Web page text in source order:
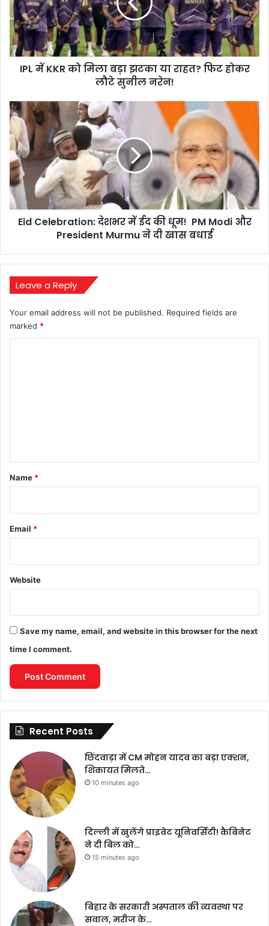
मिला
बड़ा
झटका
या
राहत?
फिट
सुनील
नरेन!
IPL में KKR को मिला बड़ा झटका या राहत? फिट होकर
लौटे सुनील नरेन!
Eid
Celebration:
देशभर
में
ईद
की
धूम!
PM
Modi
और
खास
बधाई
Eid Celebration: देशभर में ईद की धूम! PM Modi और
President Murmu ने दी खास बधाई
Leave a Reply
Your email address will not be published. Required fields are
marked *
*
Name *
Email *
Website
Save my name, email, and website in this browser for the next
time I comment.
Recent Posts
छिंदवाड़ा में CM मोहन यादव का बड़ा एक्शन,
शिकायत मिलते…
10 minutes ago
दिल्ली में खुलेंगे प्राइवेट यूनिवर्सिटी! कैबिनेट
ने दी बिल को…
15 minutes ago
बिहार के सरकारी अस्पताल की व्यवस्था पर
सवाल, मरीज के…